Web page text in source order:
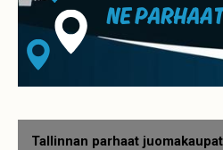
Tallinnan parhaat juomakaupat